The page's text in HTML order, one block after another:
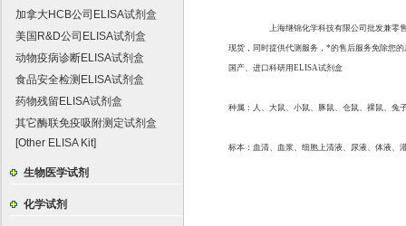
加拿大HCB公司ELISA试剂盒
美国R&D公司ELISA试剂盒
动物疫病诊断ELISA试剂盒
食品安全检测ELISA试剂盒
药物残留ELISA试剂盒
其它酶联免疫吸附测定试剂盒
[Other ELISA Kit]
生物医学试剂
化学试剂
上海继锦化学科技有限公司批发兼零
现货，同时提供代测服务，*的售后服务免除您
国产、进口科研用ELISA试剂盒
种属：人、大鼠、小鼠、豚鼠、仓鼠、裸鼠、兔
标本：血清、血浆、细胞上清液、尿液、体液、